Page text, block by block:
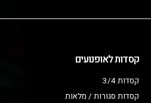
קסדות לאופנועים
קסדות 3/4
קסדות סגורות / מלאות